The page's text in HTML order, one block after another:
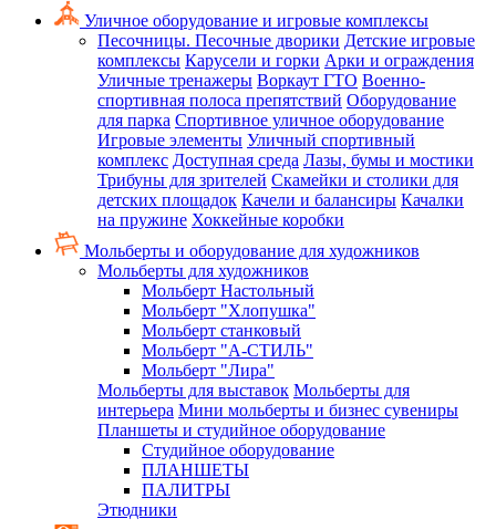
Уличное оборудование и игровые комплексы
Песочницы. Песочные дворики Детские игровые
комплексы Карусели и горки Арки и ограждения
Уличные тренажеры Воркаут ГТО Военно-
спортивная полоса препятствий Оборудование
для парка Спортивное уличное оборудование
Игровые элементы Уличный спортивный
комплекс Доступная среда Лазы, бумы и мостики
Трибуны для зрителей Скамейки и столики для
детских площадок Качели и балансиры Качалки
на пружине Хоккейные коробки
Мольберты и оборудование для художников
Мольберты для художников
Мольберт Настольный
Мольберт "Хлопушка"
Мольберт станковый
Мольберт "А-СТИЛЬ"
Мольберт "Лира"
Мольберты для выставок Мольберты для
интерьера Мини мольберты и бизнес сувениры
Планшеты и студийное оборудование
Студийное оборудование
ПЛАНШЕТЫ
ПАЛИТРЫ
Этюдники